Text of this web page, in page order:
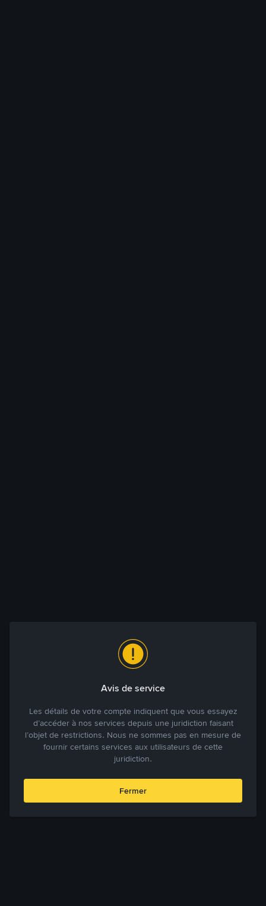
Avis de service
Les détails de votre compte indiquent que vous essayez
d’accéder à nos services depuis une juridiction faisant
l’objet de restrictions. Nous ne sommes pas en mesure de
fournir certains services aux utilisateurs de cette
juridiction.
Fermer